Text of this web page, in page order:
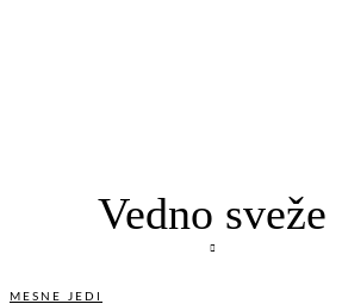
Vedno sveže
MESNE JEDI